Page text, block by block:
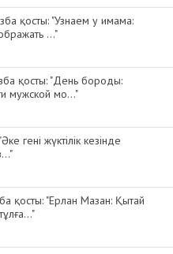
қосты: "Узнаем у имама:
..."
қосты: "День бороды:
мужской мо..."
гені жүктілік кезінде
қосты: "Ерлан Мазан: Қытай